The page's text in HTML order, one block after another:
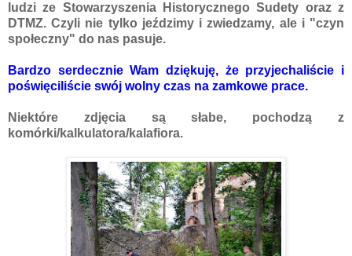
ludzi ze Stowarzyszenia Historycznego Sudety oraz z
DTMZ. Czyli nie tylko jeździmy i zwiedzamy, ale i "czyn
społeczny" do nas pasuje.
Bardzo serdecznie Wam dziękuję, że przyjechaliście i
poświęciliście swój wolny czas na zamkowe prace.
Niektóre zdjęcia są słabe, pochodzą z
komórki/kalkulatora/kalafiora.